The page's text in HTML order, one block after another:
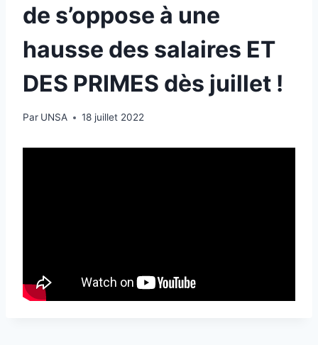
de s’oppose à une
hausse des salaires ET
DES PRIMES dès juillet !
Par UNSA 18 juillet 2022